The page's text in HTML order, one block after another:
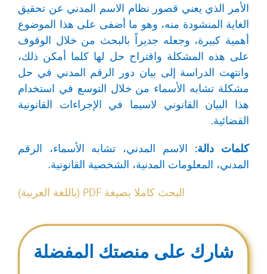
الأمر الذي يعني قصور نظام الاسم المدني عن تحقيق
الغاية المنشودة منه، وهو ما أضفى على هذا الموضوع
أهمية كبيرة، وجعله جديراً بالبحث من خلال الوقوف
على هذه المشكلة واقتراح حل لها كلما أمكن ذلك،
وانتهت الدراسة إلى بيان دور الرقم المدني في حل
مشكلة تشابه الأسماء من خلال التوسع في استخدام
هذا البيان القانوني لاسيما في الإجراءات القانونية
القضائية.
كلمات دالة: الاسم المدني، تشابه الأسماء، الرقم
المدني، المعلومات المدنية، الشخصية القانونية.
البحث كاملا بصيغة PDF (باللغة العربية)
شارك على منصتك المفضلة